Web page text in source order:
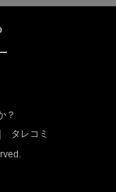
？
タレコミ